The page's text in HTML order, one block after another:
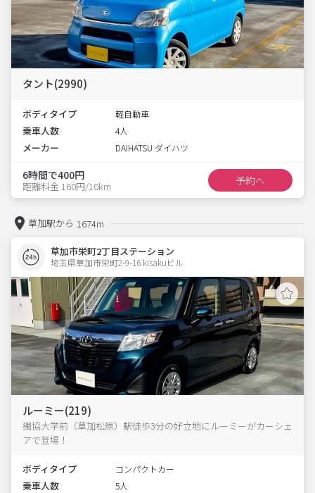
タント(2990)
ボディタイプ 軽自動車
乗車人数 4人
メーカー DAIHATSU ダイハツ
6時間で400円
距離料金 160円/10km 予約へ
草加駅から 1674m
草加市栄町2丁目ステーション
埼玉県草加市栄町2-9-16 kisakuビル
ルーミー(219)
獨協大学前（草加松原）駅徒歩3分の好立地にルーミーがカーシェ
アで登場！
ボディタイプ コンパクトカー
乗車人数 5人